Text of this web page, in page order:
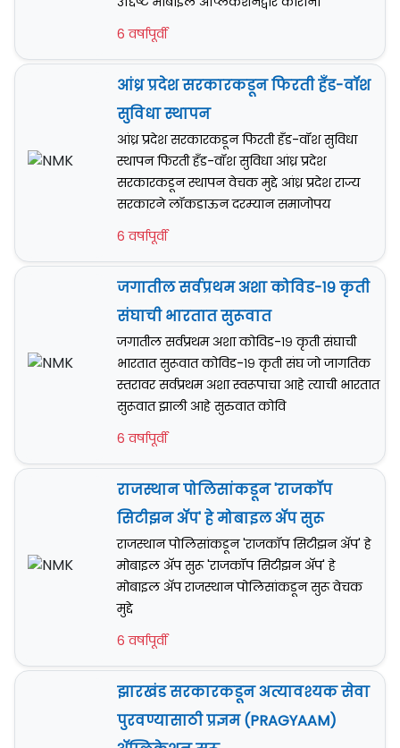
6 वर्षापूर्वी
आंध्र प्रदेश सरकारकडून फिरती हँड-वॉश
सुविधा स्थापन
आंध्र प्रदेश सरकारकडून फिरती हँड-वॉश सुविधा
स्थापन फिरती हँड-वॉश सुविधा आंध्र प्रदेश
सरकारकडून स्थापन वेचक मुद्दे आंध्र प्रदेश राज्य
सरकारने लॉकडाऊन दरम्यान समाजोपय
6 वर्षापूर्वी
जगातील सर्वप्रथम अशा कोविड-१९ कृती
संघाची भारतात सुरूवात
जगातील सर्वप्रथम अशा कोविड-१९ कृती संघाची
भारतात सुरूवात कोविड-१९ कृती संघ जो जागतिक
स्तरावर सर्वप्रथम अशा स्वरूपाचा आहे त्याची भारतात
सुरूवात झाली आहे सुरुवात कोवि
6 वर्षापूर्वी
राजस्थान पोलिसांकडून 'राजकॉप
सिटीझन अ‍ॅप' हे मोबाइल अ‍ॅप सुरू
राजस्थान पोलिसांकडून 'राजकॉप सिटीझन अ‍ॅप' हे
मोबाइल अ‍ॅप सुरू 'राजकॉप सिटीझन अ‍ॅप' हे
मोबाइल अ‍ॅप राजस्थान पोलिसांकडून सुरू वेचक
मुद्दे
6 वर्षापूर्वी
झारखंड सरकारकडून अत्यावश्यक सेवा
पुरवण्यासाठी प्रज्ञम (PRAGYAAM)